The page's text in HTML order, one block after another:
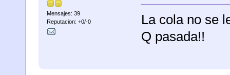
Mensajes: 39
Reputacion: +0/-0
La cola no se
Q pasada!!